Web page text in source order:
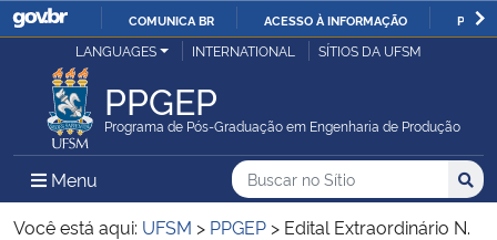
IR
COMUNICA BR ACESSO À INFORMAÇÃO
Ministério da Justiça e Segurança Pública
Ministério da Defesa
Ministério das Relações Exteriores
LANGUAGES INTERNATIONAL SÍTIOS DA UFSM
PPGEP
Programa de Pós-Graduação em Engenharia de Produção
Menu Menu Principal do Sítio
Busca
Buscar no no Sítio
Busca:
Você está aqui: UFSM > PPGEP > Edital Extraordinário N.